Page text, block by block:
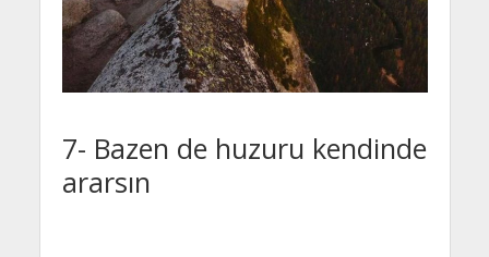
7- Bazen de huzuru kendinde
ararsın